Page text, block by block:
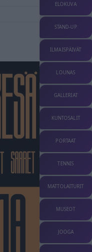
ELOKUVA
STAND-UP
ILMAISPÄIVÄT
LOUNAS
GALLERIAT
KUNTOSALIT
PORTAAT
TENNIS
MATTOLAITURIT
MUSEOT
JOOGA